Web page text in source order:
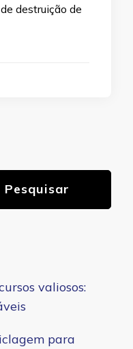
destruição de
Pesquisar
valiosos:
para